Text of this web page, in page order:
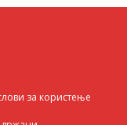
за користење